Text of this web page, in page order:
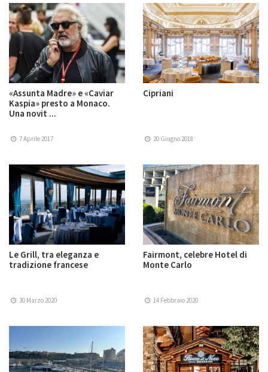
«Assunta Madre» e «Caviar
Kaspia» presto a Monaco.
Una novit ...
7 Aprile 2017
Cipriani
20 Giugno 2018
Le Grill, tra eleganza e
tradizione francese
30 Marzo 2020
Fairmont, celebre Hotel di
Monte Carlo
14 Febbraio 2020